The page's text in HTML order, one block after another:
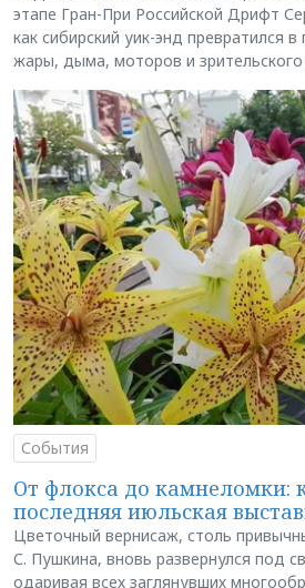
этапе Гран-При Российской Дрифт
как сибирский уик-энд превратился
жары, дыма, моторов и зрительского
События
От флокса до камнеломки:
последняя июльская
Цветочный вернисаж, столь
С. Пушкина, вновь развернулся под
одаривая всех заглянувших